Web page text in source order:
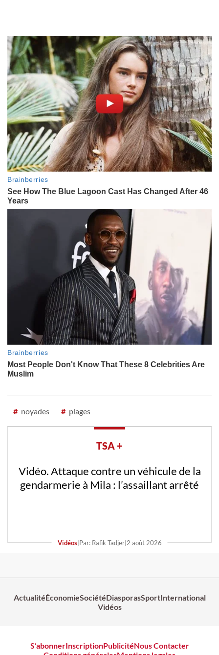
# noyades # plages
TSA +
Vidéo. Attaque contre un véhicule de la
gendarmerie à Mila : l’assaillant arrêté
Vidéos| Par: Rafik Tadjer| 2 août 2026
ActualitéÉconomieSociétéDiasporasSportInternational
Vidéos
S’abonnerInscriptionPublicitéNous Contacter